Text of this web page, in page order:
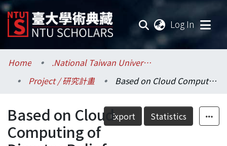
Log In
Communities & Collections
Research Outputs
Fundings & Projects
Researchers
Home
.National Taiwan University / 國立臺灣大學
Project / 研究計畫
Based on Cloud Computing of Disaster Relief Emergency Medical Care Resource Spatial Distribution=植基於雲端運算災難救援緊急醫療救護資源空間分布之研究
Export Statistics
Based on Cloud
Computing of